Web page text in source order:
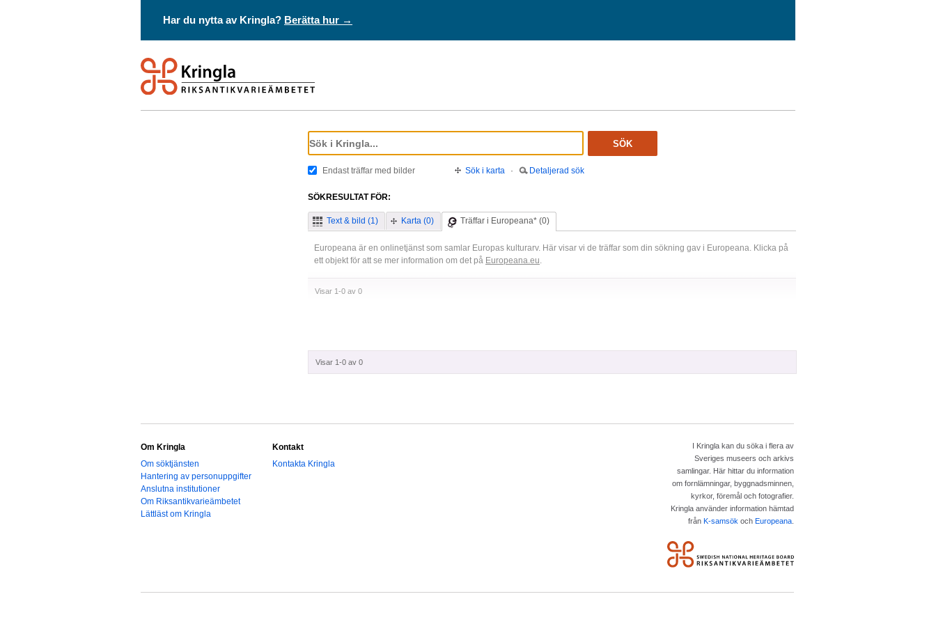
Har du nytta av Kringla? Berätta hur →
SÖK
Endast träffar med bilder Sök i karta · Detaljerad sök
SÖKRESULTAT FÖR:
Text & bild (1) Karta (0) Träffar i Europeana* (0)
Europeana är en onlinetjänst som samlar Europas kulturarv. Här visar vi de träffar som din sökning gav i Europeana. Klicka på
ett objekt för att se mer information om det på Europeana.eu.
Visar 1-0 av 0
Visar 1-0 av 0
Om Kringla
Om söktjänsten
Hantering av personuppgifter
Anslutna institutioner
Om Riksantikvarieämbetet
Lättläst om Kringla
Kontakt
Kontakta Kringla
I Kringla kan du söka i flera av
Sveriges museers och arkivs
samlingar. Här hittar du information
om fornlämningar, byggnadsminnen,
kyrkor, föremål och fotografier.
Kringla använder information hämtad
från K-samsök och Europeana